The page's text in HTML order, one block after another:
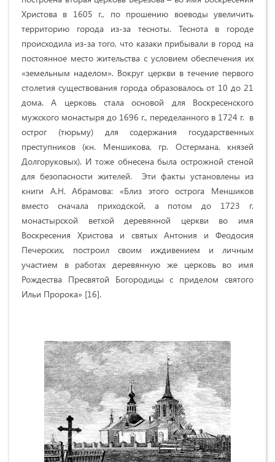
Христова в 1605 г., по прошению воеводы увеличить
территорию города из-за тесноты. Теснота в городе
происходила из-за того, что казаки прибывали в город на
постоянное место жительства с условием обеспечения их
«земельным наделом». Вокруг церкви в течение первого
столетия существования города образовалось от 10 до 21
дома. А церковь стала основой для Воскресенского
мужского монастыря до 1696 г., переделанного в 1724 г. в
острог (тюрьму) для содержания государственных
преступников (кн. Меншикова, гр. Остермана, князей
Долгоруковых). И тоже обнесена была острожной стеной
для безопасности жителей. Эти факты установлены из
книги А.Н. Абрамова: «Близ этого острога Меншиков
вместо сначала приходской, а потом до 1723 г.
монастырской ветхой деревянной церкви во имя
Воскресения Христова и святых Антония и Феодосия
Печерских, построил своим иждивением и личным
участием в работах деревянную же церковь во имя
Рождества Пресвятой Богородицы с приделом святого
Ильи Пророка» [16].